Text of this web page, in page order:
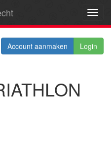
Account aanmaken Login